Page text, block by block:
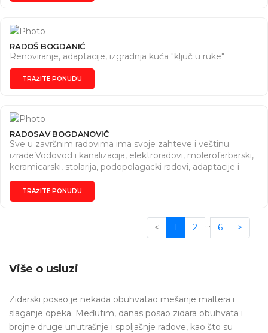
RADOŠ BOGDANIĆ
Renoviranje, adaptacije, izgradnja kuća "ključ u ruke"
TRAŽITE PONUDU
RADOSAV BOGDANOVIĆ
Sve u završnim radovima ima svoje zahteve i veštinu
izrade.Vodovod i kanalizacija, elektroradovi, molerofarbarski,
keramicarski, stolarija, podopolagacki radovi, adaptacije i
renoviranje. Sve na jednom mestu. Kvalitetno i u roku.
Zamena slavina, bojlera, popravke u stanu. Vaše je da
pozovete da se dogocorimo. Ostalo je naša obaveza.
TRAŽITE PONUDU
< 1 2 … 6 >
Više o usluzi
Zidarski posao je nekada obuhvatao mešanje maltera i
slaganje opeka. Međutim, danas posao zidara obuhvata i
brojne druge unutrašnje i spoljašnje radove, kao što su